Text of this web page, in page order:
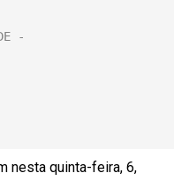
nesta quinta-feira, 6,